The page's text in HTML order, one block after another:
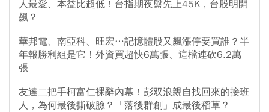
人最愛、本益比超低！台指期夜盤先上45K，台股明開
飆？
華邦電、南亞科、旺宏…記憶體股又飆漲停要買誰？半
年報勝利組是它！外資買超快6萬張、這檔連砍6.2萬
張
友達二把手柯富仁裸辭內幕！彭双浪親自找回來的接班
人，為何最後撕破臉？「落後群創」成最後稻草？